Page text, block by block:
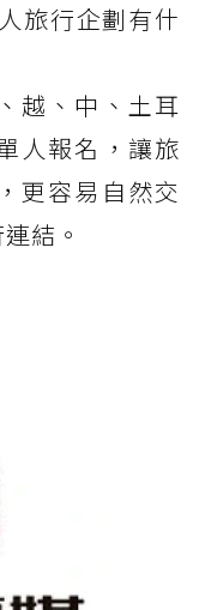
旅行企劃有什
越、中、土耳
人報名，讓旅
更容易自然交
結。